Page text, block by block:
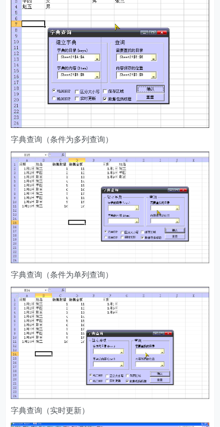
字典查询（条件为多列查询）
字典查询（条件为单列查询）
字典查询（实时更新）